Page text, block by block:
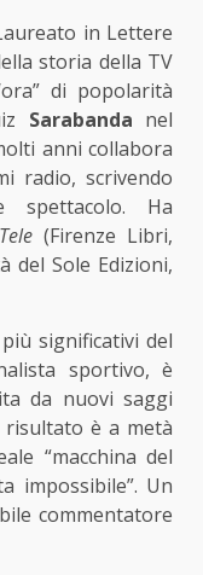
in Lettere
storia della TV
di popolarità
Sarabanda nel
anni collabora
radio, scrivendo
spettacolo. Ha
(Firenze Libri,
del Sole Edizioni,
significativi del
sportivo, è
da nuovi saggi
risultato è a metà
“macchina del
impossibile”. Un
commentatore